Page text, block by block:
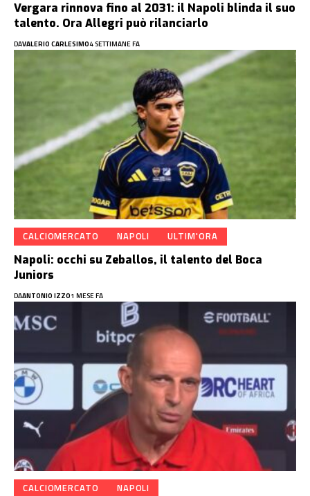
Vergara rinnova fino al 2031: il Napoli blinda il suo
talento. Ora Allegri può rilanciarlo
DAVALERIO CARLESIMO4 SETTIMANE FA
CALCIOMERCATO NAPOLI ULTIM'ORA
Napoli: occhi su Zeballos, il talento del Boca
Juniors
DAANTONIO IZZO1 MESE FA
CALCIOMERCATO NAPOLI